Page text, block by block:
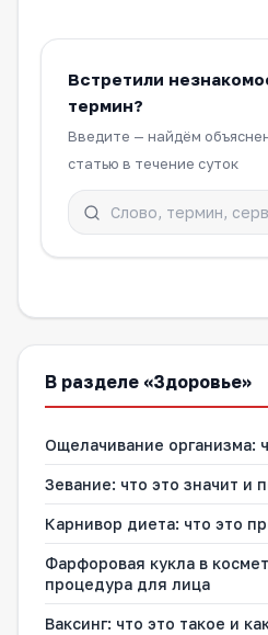
Встретили
термин?
Введите — найдём
статью в течение суток
В разделе «Здоровье»
Ощелачивание организма:
Зевание: что это значит и
Карнивор диета: что это
Фарфоровая кукла в
процедура для лица
Ваксинг: что это такое и